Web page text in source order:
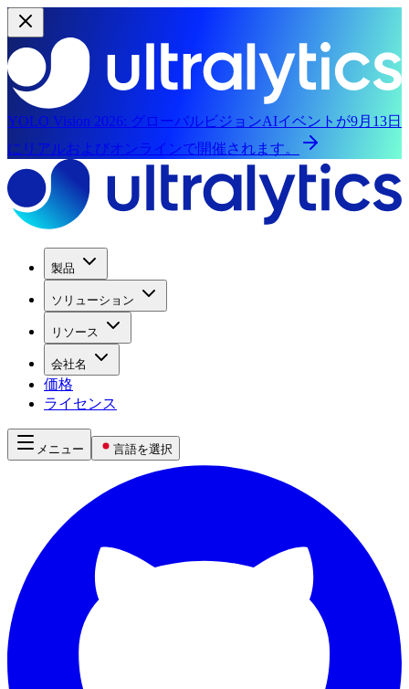
YOLO Vision 2026: グローバルビジョンAIイベントが9月13日
にリアルおよびオンラインで開催されます。
製品
ソリューション
リソース
会社名
価格
ライセンス
メニュー 言語を選択